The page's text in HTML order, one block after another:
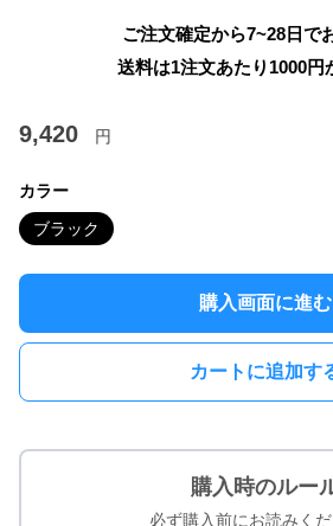
ご注文確定から7~28日で
送料は1注文あたり 1000円
9,420 円
カラー
ブラック
購入画面に進む
カートに追加す
購入時のルー
必ず購入前にお読みくだ